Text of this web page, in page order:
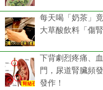
每天喝「奶茶」
大草酸飲料「傷
下背劇烈疼痛、
門，尿道腎臟頻
發作！